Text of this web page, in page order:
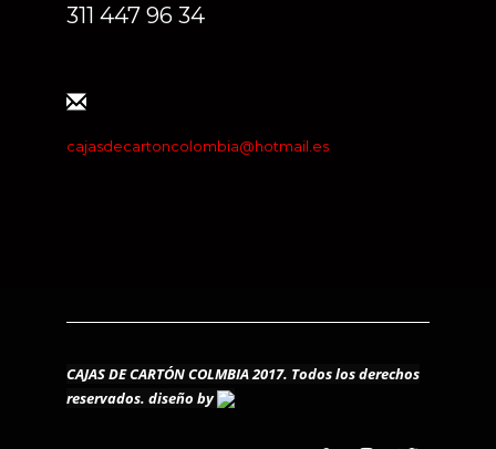
311 447 96 34
cajasdecartoncolombia@hotmail.es
CAJAS DE CARTÓN COLMBIA 2017. Todos los derechos
reservados. diseño by